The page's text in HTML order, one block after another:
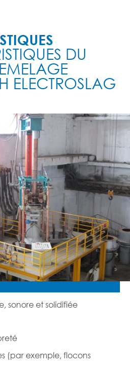
DU
ELECTROSLAG
sonore et solidifiée
(par exemple, flocons